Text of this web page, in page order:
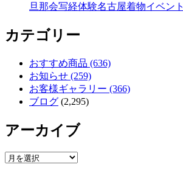
旦那会写経体験名古屋着物イベント
カテゴリー
おすすめ商品 (636)
お知らせ (259)
お客様ギャラリー (366)
ブログ (2,295)
アーカイブ
ア